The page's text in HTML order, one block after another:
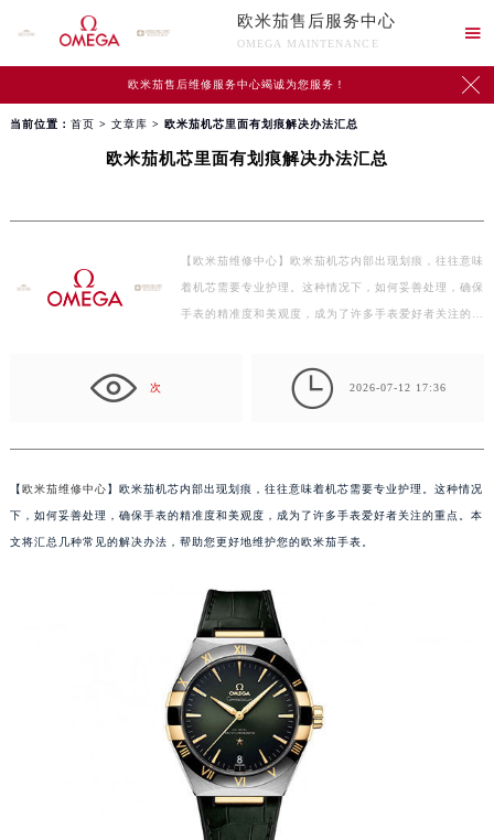
欧米茄售后服务中心
OMEGA MAINTENANCE

欧米茄售后维修服务中心竭诚为您服务！ 
当前位置： 首页 > 文章库 > 欧米茄机芯里面有划痕解决办法汇总
欧米茄机芯里面有划痕解决办法汇总
【欧米茄维修中心】欧米茄机芯内部出现划痕，往往意味
着机芯需要专业护理。这种情况下，如何妥善处理，确保
手表的精准度和美观度，成为了许多手表爱好者关注的
次  2026-07-12 17:36
【欧米茄维修中心】欧米茄机芯内部出现划痕，往往意味着机芯需要专业护理。这种情况
下，如何妥善处理，确保手表的精准度和美观度，成为了许多手表爱好者关注的重点。本
文将汇总几种常见的解决办法，帮助您更好地维护您的欧米茄手表。